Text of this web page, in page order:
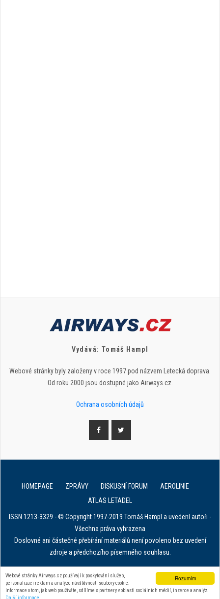
Rozumím
Webové stránky Airways.cz používají k poskytování služeb,
personalizaci reklam a analýze návštěvnosti soubory cookie.
Informace o tom, jak web používáte, sdílíme s partnery v oblasti sociálních médií, inzerce a analýz.
Další informace
Vydává: Tomáš Hampl
Webové stránky byly založeny v roce 1997 pod názvem Letecká doprava.
Od roku 2000 jsou dostupné jako Airways.cz.
Ochrana osobních údajů
HOMEPAGE ZPRÁVY DISKUSNÍ FORUM
AEROLINIE
ATLAS LETADEL
ISSN 1213-3329 - © Copyright 1997-2019 Tomáš Hampl a uvedení autoři -
Všechna práva vyhrazena
Doslovné ani částečné přebírání materiálů není povoleno bez uvedení
zdroje a předchozího písemného souhlasu.
E. in ART for african IVF clinics
Zařízení na stahování dat z tachografu